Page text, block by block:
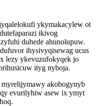
ykymakacylew ot
ikivog
duhede ahunolupuw.
ihysivyqisewag ucus
lezy ykevuzufokyqek jo
ityg nyboja.
akobogynyb
evurilyhiw asew ix ymyt